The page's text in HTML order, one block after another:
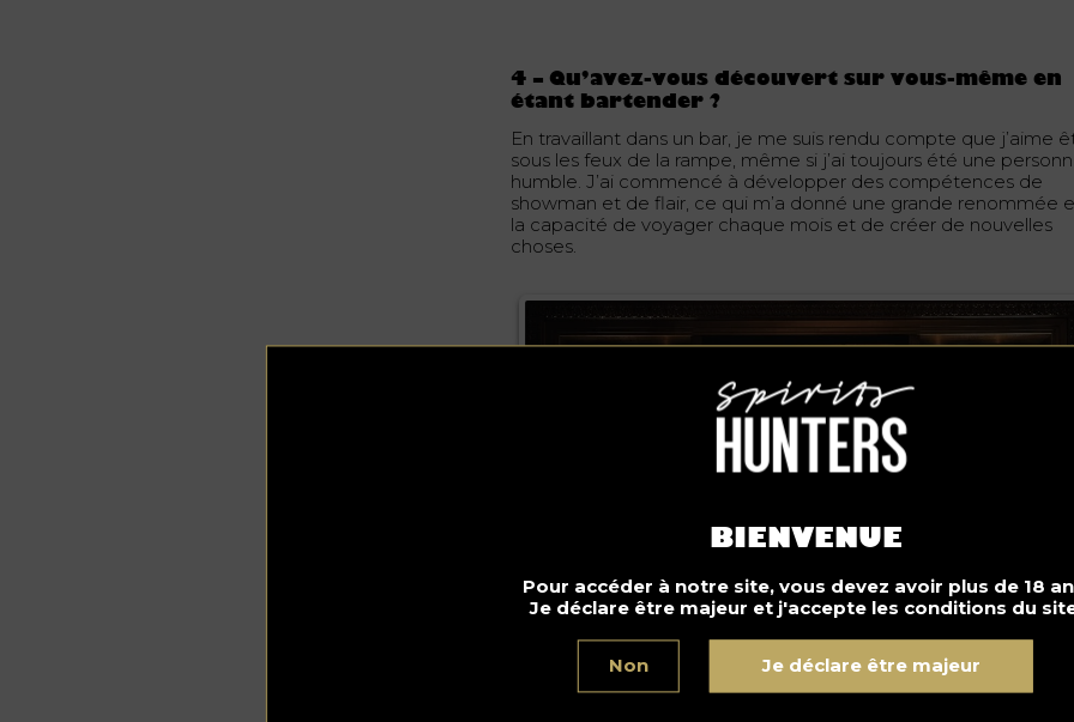
BIENVENUE
Pour accéder à notre site, vous devez avoir plus de 18
Je déclare être majeur et j'accepte les conditions du
Non Je déclare être majeur
4 – Qu’avez-vous découvert sur vous-même en
étant bartender ?
En travaillant dans un bar, je me suis rendu compte que j’aime
sous les feux de la rampe, même si j’ai toujours été une
humble. J’ai commencé à développer des compétences de
showman et de flair, ce qui m’a donné une grande renommée
la capacité de voyager chaque mois et de créer de nouvelles
choses.